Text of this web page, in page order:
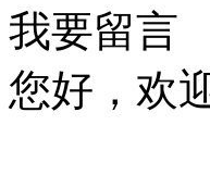
我要留言
您好，欢